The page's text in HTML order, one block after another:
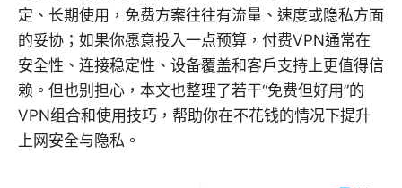
定、长期使用，免费方案往往有流量、速度或隐私方面
的妥协；如果你愿意投入一点预算，付费VPN通常在
安全性、连接稳定性、设备覆盖和客户支持上更值得信
赖。但也别担心，本文也整理了若干“免费但好用”的
VPN组合和使用技巧，帮助你在不花钱的情况下提升
上网安全与隐私。